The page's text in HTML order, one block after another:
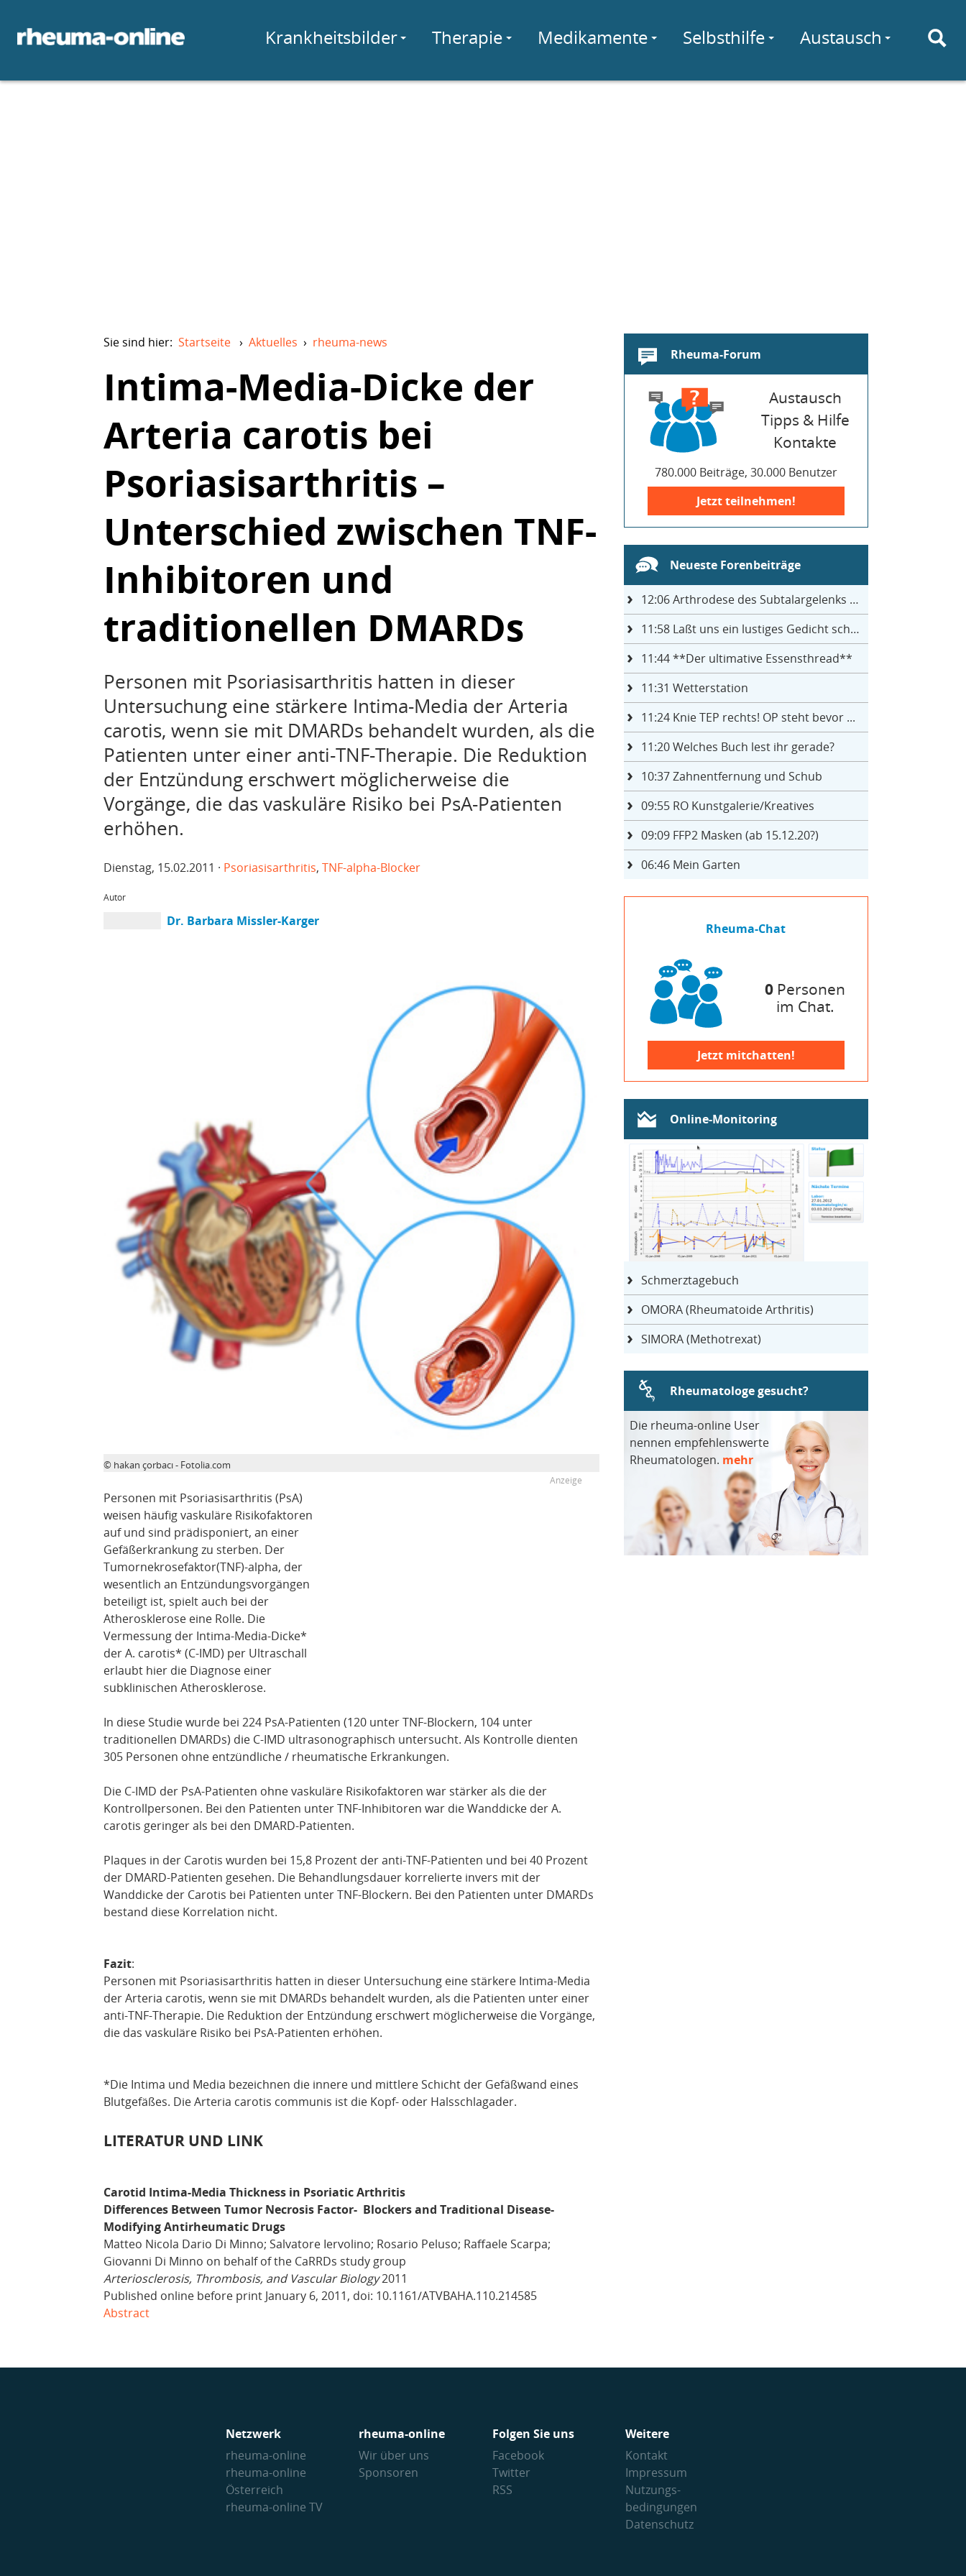
Krankheitsbilder Therapie Medikamente Selbsthilfe Austausch
Sie sind hier: Startseite › Aktuelles › rheuma-news
Intima-Media-Dicke der
Arteria carotis bei
Psoriasisarthritis –
Unterschied zwischen TNF-
Inhibitoren und
traditionellen DMARDs
Personen mit Psoriasisarthritis hatten in dieser
Untersuchung eine stärkere Intima-Media der Arteria
carotis, wenn sie mit DMARDs behandelt wurden, als die
Patienten unter einer anti-TNF-Therapie. Die Reduktion
der Entzündung erschwert möglicherweise die
Vorgänge, die das vaskuläre Risiko bei PsA-Patienten
erhöhen.
Dienstag, 15.02.2011 · Psoriasisarthritis, TNF-alpha-Blocker
Autor
Dr. Barbara Missler-Karger
© hakan çorbacı - Fotolia.com
Personen mit Psoriasisarthritis (PsA)
weisen häufig vaskuläre Risikofaktoren
auf und sind prädisponiert, an einer
Gefäßerkrankung zu sterben. Der
Tumornekrosefaktor(TNF)-alpha, der
wesentlich an Entzündungsvorgängen
beteiligt ist, spielt auch bei der
Atherosklerose eine Rolle. Die
Vermessung der Intima-Media-Dicke*
der A. carotis* (C-IMD) per Ultraschall
erlaubt hier die Diagnose einer
subklinischen Atherosklerose.
In diese Studie wurde bei 224 PsA-Patienten (120 unter TNF-Blockern, 104 unter
traditionellen DMARDs) die C-IMD ultrasonographisch untersucht. Als Kontrolle dienten
305 Personen ohne entzündliche / rheumatische Erkrankungen.
Die C-IMD der PsA-Patienten ohne vaskuläre Risikofaktoren war stärker als die der
Kontrollpersonen. Bei den Patienten unter TNF-Inhibitoren war die Wanddicke der A.
carotis geringer als bei den DMARD-Patienten.
Plaques in der Carotis wurden bei 15,8 Prozent der anti-TNF-Patienten und bei 40 Prozent
der DMARD-Patienten gesehen. Die Behandlungsdauer korrelierte invers mit der
Wanddicke der Carotis bei Patienten unter TNF-Blockern. Bei den Patienten unter DMARDs
bestand diese Korrelation nicht.
Fazit:
Personen mit Psoriasisarthritis hatten in dieser Untersuchung eine stärkere Intima-Media
der Arteria carotis, wenn sie mit DMARDs behandelt wurden, als die Patienten unter einer
anti-TNF-Therapie. Die Reduktion der Entzündung erschwert möglicherweise die Vorgänge,
die das vaskuläre Risiko bei PsA-Patienten erhöhen.
*Die Intima und Media bezeichnen die innere und mittlere Schicht der Gefäßwand eines
Blutgefäßes. Die Arteria carotis communis ist die Kopf- oder Halsschlagader.
LITERATUR UND LINK
Carotid Intima-Media Thickness in Psoriatic Arthritis
Differences Between Tumor Necrosis Factor- Blockers and Traditional Disease-
Modifying Antirheumatic Drugs
Matteo Nicola Dario Di Minno; Salvatore Iervolino; Rosario Peluso; Raffaele Scarpa;
Giovanni Di Minno on behalf of the CaRRDs study group
Arteriosclerosis, Thrombosis, and Vascular Biology2011
Published online before print January 6, 2011, doi: 10.1161/ATVBAHA.110.214585
Abstract
Rheuma-Forum
Austausch
Tipps & Hilfe
Kontakte
780.000 Beiträge, 30.000 Benutzer
Jetzt teilnehmen!
Neueste Forenbeiträge
12:06Arthrodese des Subtalargelenks mit 27
11:58Laßt uns ein lustiges Gedicht schreiben- jeder einen Satz
11:44**Der ultimative Essensthread**
11:31 Wetterstation
11:24Knie TEP rechts! OP steht bevor ...
11:20Welches Buch lest ihr gerade?
10:37Zahnentfernung und Schub
09:55RO Kunstgalerie/Kreatives
09:09FFP2 Masken (ab 15.12.20?)
06:46Mein Garten
Rheuma-Chat
0 Personen
im Chat.
Jetzt mitchatten!
Online-Monitoring
Schmerztagebuch
OMORA (Rheumatoide Arthritis)
SIMORA (Methotrexat)
Rheumatologe gesucht?
Die rheuma-online User
nennen empfehlenswerte
Rheumatologen. mehr
Netzwerk
rheuma-online
rheuma-online
Österreich
rheuma-online TV
rheuma-online
Wir über uns
Sponsoren
Folgen Sie uns
Facebook
Twitter
RSS
Weitere
Kontakt
Impressum
Nutzungs­
bedingungen
Datenschutz